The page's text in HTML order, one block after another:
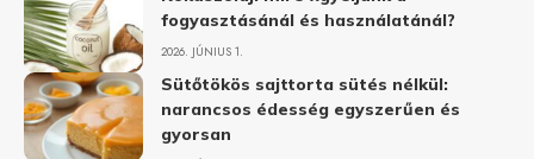
fogyasztásánál és használatánál?
2026. JÚNIUS 1.
Sütőtökös sajttorta sütés nélkül:
narancsos édesség egyszerűen és
gyorsan